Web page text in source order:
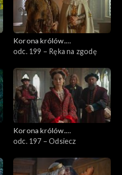
Korona królów.
Jagiellonowie
odc. 199 – Ręka na zgodę
Korona królów.
Jagiellonowie
odc. 197 – Odsiecz